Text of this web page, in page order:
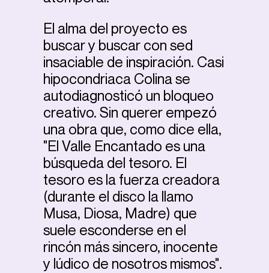
El alma del proyecto es
buscar y buscar con sed
insaciable de inspiración. Casi
hipocondriaca Colina se
autodiagnosticó un bloqueo
creativo. Sin querer empezó
una obra que, como dice ella,
"El Valle Encantado es una
búsqueda del tesoro. El
tesoro es la fuerza creadora
(durante el disco la llamo
Musa, Diosa, Madre) que
suele esconderse en el
rincón más sincero, inocente
y lúdico de nosotros mismos".